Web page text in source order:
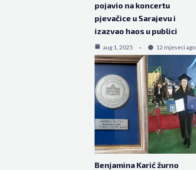
pojavio na koncertu
pjevačice u Sarajevu i
izazvao haos u publici
aug 1, 2025 12 mjeseci ago
Benjamina Karić žurno